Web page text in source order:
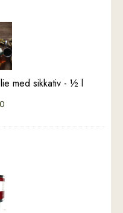
med sikkativ - ½ l